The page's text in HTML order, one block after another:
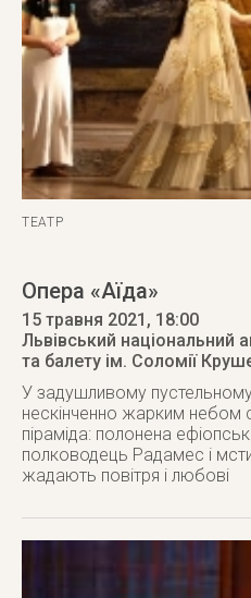
ТЕАТР
Опера «Аїда»
15 травня 2021 , 18:00
Львівський національний
та балету ім. Соломії
У задушливому пустельному
нескінченно жарким небом
піраміда: полонена
полководець Радамес і
жадають повітря і любові